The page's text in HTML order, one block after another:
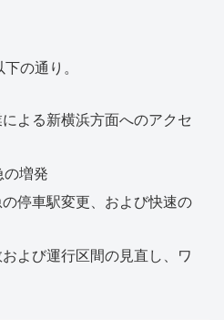
の通り。
よる新横浜方面へのアクセ
の増発
停車駅変更、および快速の
よび運行区間の見直し、ワ